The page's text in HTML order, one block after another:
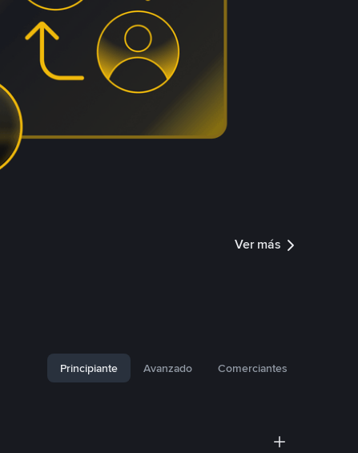
Ver más
Principiante Avanzado Comerciantes